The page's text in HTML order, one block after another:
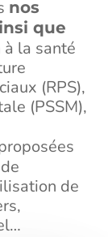
nos
que
à la santé
(RPS),
(PSSM),
de